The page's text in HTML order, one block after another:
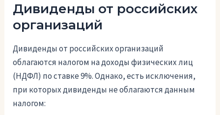
Дивиденды от российских
организаций
Дивиденды от российских организаций
облагаются налогом на доходы физических лиц
(НДФЛ) по ставке 9%. Однако, есть исключения,
при которых дивиденды не облагаются данным
налогом: